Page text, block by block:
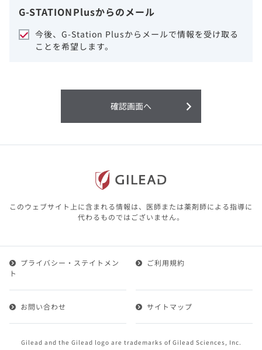
ギリアドは、本サイトのコンテンツについて
細心の注意を払い、正確かつ最新の情報を提
供するように努力をしておりますが、正確
性、確実性、妥当性、有用性、ご利用になら
利用することまたは利用できなかったことよ
り生じる損害については一切の責任を負いか
含む）の情報は、その製品またはその製品の
本サイト内の情報は、医師その他医療関係者
が行なうべきアドバイスやサービスを提供す
るものではありません。本サイトに表示され
ている情報は、決して、医師その他医療関係
1.会員とは、医療関係者の方で、本サービスの利用規約
ービスに登録を申し込みギリアドがこれを承認した方を
いいます。
けることができます。
G-STATIONPlusからのメール
今後、G-Station Plusからメールで情報を受け取る
ことを希望します。
確認画面へ
このウェブサイト上に含まれる情報は、医師または薬剤師による指導に
代わるものではございません。
Gilead and the Gilead logo are trademarks of Gilead Sciences, Inc.
プライバシー・ステイトメン
ト
ご利用規約
お問い合わせ サイトマップ